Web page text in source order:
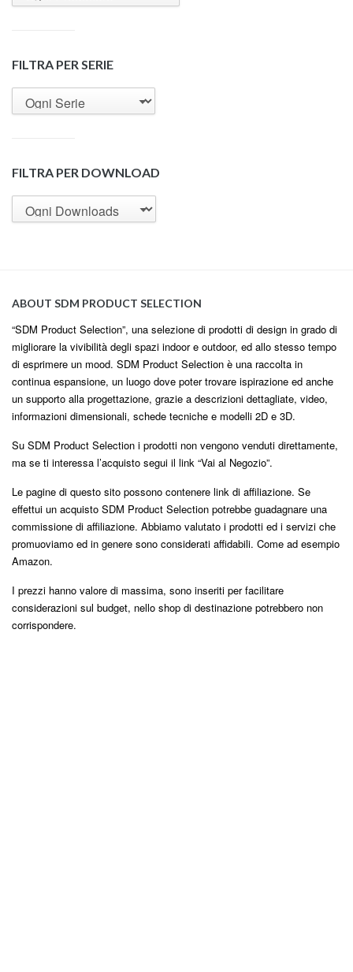
FILTRA PER SERIE
FILTRA PER DOWNLOAD
ABOUT SDM PRODUCT SELECTION
“SDM Product Selection”, una selezione di prodotti di design in grado di
migliorare la vivibilità degli spazi indoor e outdoor, ed allo stesso tempo
di esprimere un mood. SDM Product Selection è una raccolta in
continua espansione, un luogo dove poter trovare ispirazione ed anche
un supporto alla progettazione, grazie a descrizioni dettagliate, video,
informazioni dimensionali, schede tecniche e modelli 2D e 3D.
Su SDM Product Selection i prodotti non vengono venduti direttamente,
ma se ti interessa l’acquisto segui il link “Vai al Negozio”.
Le pagine di questo sito possono contenere link di affiliazione. Se
effettui un acquisto SDM Product Selection potrebbe guadagnare una
commissione di affiliazione. Abbiamo valutato i prodotti ed i servizi che
promuoviamo ed in genere sono considerati affidabili. Come ad esempio
Amazon.
I prezzi hanno valore di massima, sono inseriti per facilitare
considerazioni sul budget, nello shop di destinazione potrebbero non
corrispondere.